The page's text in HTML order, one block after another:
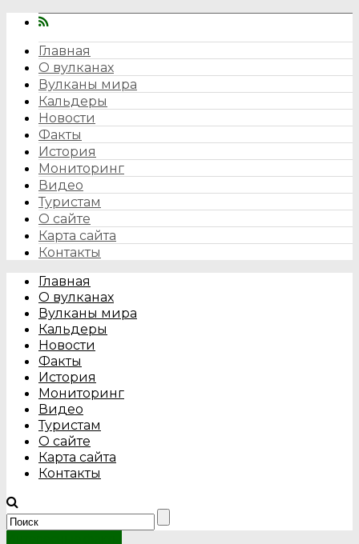
Главная
О вулканах
Вулканы мира
Кальдеры
Новости
Факты
История
Мониторинг
Видео
Туристам
О сайте
Карта сайта
Контакты
Главная
О вулканах
Вулканы мира
Кальдеры
Новости
Факты
История
Мониторинг
Видео
Туристам
О сайте
Карта сайта
Контакты